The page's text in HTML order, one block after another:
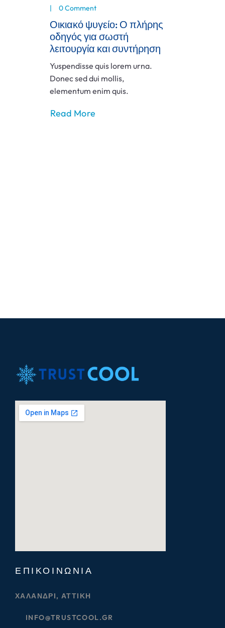
0 Comment
Οικιακό ψυγείο: Ο πλήρης
οδηγός για σωστή
λειτουργία και συντήρηση
Yuspendisse quis lorem urna.
Donec sed dui mollis,
elementum enim quis.
Read More
ΕΠΙΚΟΙΝΩΝΊΑ
ΧΑΛΆΝΔΡΙ, ΑΤΤΙΚΉ
INFO@TRUSTCOOL.GR